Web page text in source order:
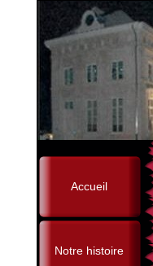
Accueil
Notre histoire